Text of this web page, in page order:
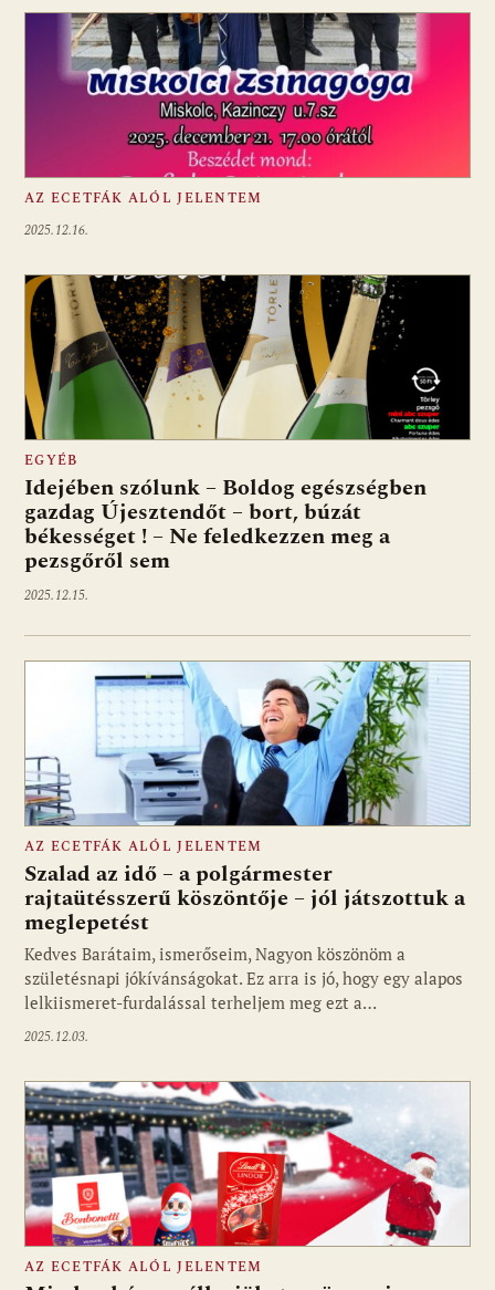
AZ ECETFÁK ALÓL JELENTEM
2025.12.16.
EGYÉB
Idejében szólunk – Boldog egészségben
gazdag Újesztendőt – bort, búzát
békességet ! – Ne feledkezzen meg a
pezsgőről sem
2025.12.15.
AZ ECETFÁK ALÓL JELENTEM
Szalad az idő – a polgármester
rajtaütésszerű köszöntője – jól játszottuk a
meglepetést
Kedves Barátaim, ismerőseim, Nagyon köszönöm a
születésnapi jókívánságokat. Ez arra is jó, hogy egy alapos
lelkiismeret-furdalással terheljem meg ezt a…
2025.12.03.
AZ ECETFÁK ALÓL JELENTEM